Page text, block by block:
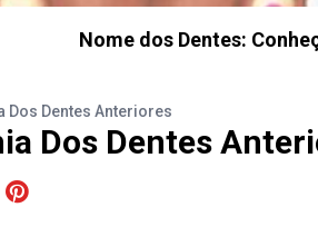
Nome dos Dentes:
Dos Dentes Anteriores
Dos Dentes